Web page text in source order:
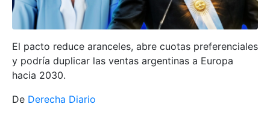
El pacto reduce aranceles, abre cuotas preferenciales
y podría duplicar las ventas argentinas a Europa
hacia 2030.
De Derecha Diario